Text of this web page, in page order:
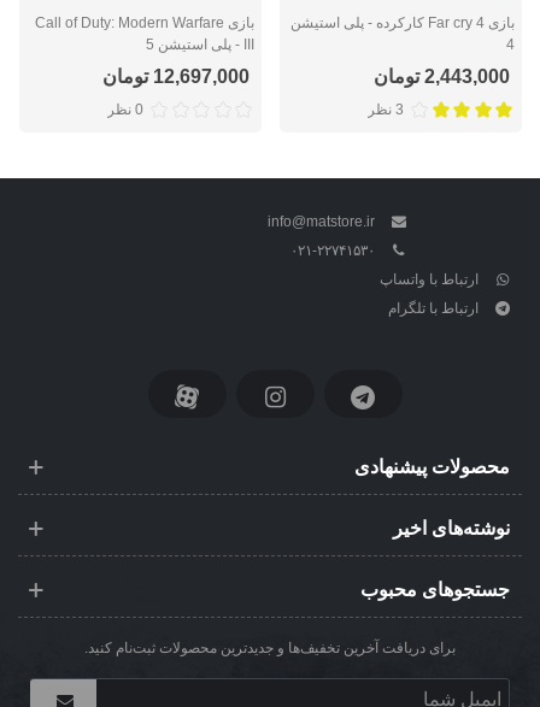
بازی Far cry 4 کارکرده - پلی استیشن
4
2,443,000 تومان
3 نظر
بازی Call of Duty: Modern Warfare
12,697,000 تومان
0 نظر
info@matstore.ir
۰۲۱-۲۲۷۴۱۵۳۰
ارتباط با واتساپ
ارتباط با تلگرام
محصولات پیشنهادی
نوشته‌های اخیر
جستجوهای محبوب
برای دریافت آخرین تخفیف‌ها و جدیدترین محصولات ثبت‌نام کنید.